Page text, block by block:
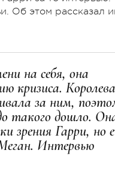
Об этом рассказал
на себя, она
кризиса. Королева
за ним,
такого дошло.
зрения Гарри, но
Интервью